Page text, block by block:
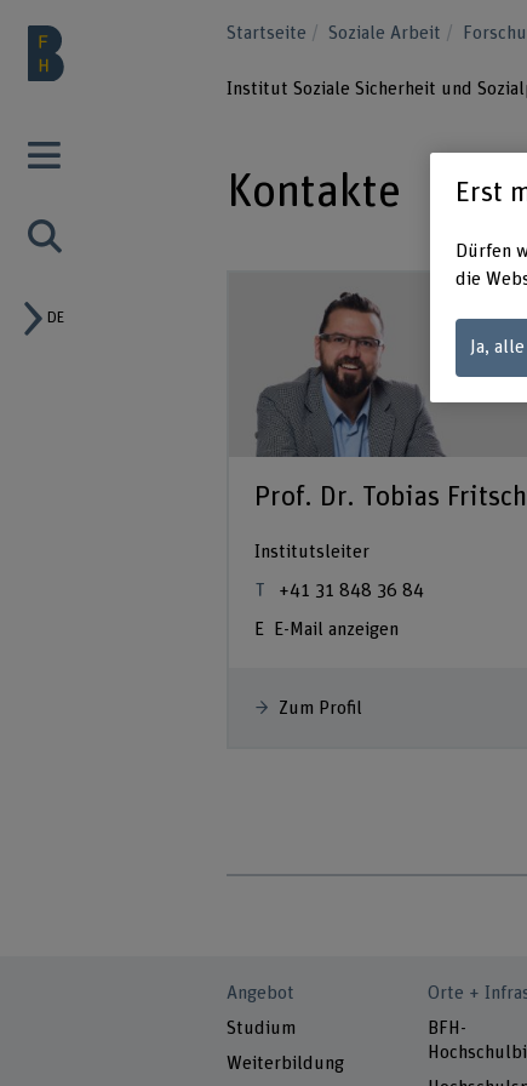
DE
Startseite Soziale Arbeit
Institut Soziale Sicherheit und
Kontakte
Prof. Dr. Tobias
Institutsleiter
+41 31 848 36 84
E-Mail anzeigen
Zum Profil
Angebot
Studium
Weiterbildung
Orte +
BFH-
Erst
Dürfen
die
Ja,